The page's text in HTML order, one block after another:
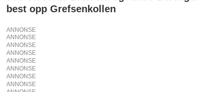
best opp Grefsenkollen
ANNONSE
ANNONSE
ANNONSE
ANNONSE
ANNONSE
ANNONSE
ANNONSE
ANNONSE